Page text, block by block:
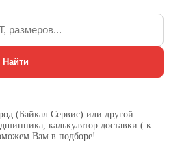
Найти
(Байкал Сервис) или другой
калькулятор доставки ( к
Вам в подборе!